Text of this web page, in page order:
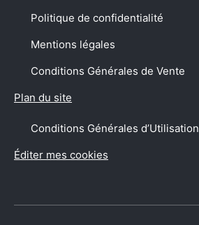
Politique de confidentialité
Mentions légales
Conditions Générales de Vente
Plan du site
Conditions Générales d’Utilisation
Éditer mes cookies